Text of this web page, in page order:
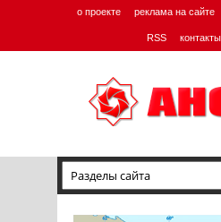
о проекте реклама на сайте
RSS контакты